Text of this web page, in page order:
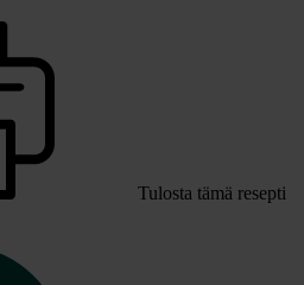
Tulosta tämä resepti